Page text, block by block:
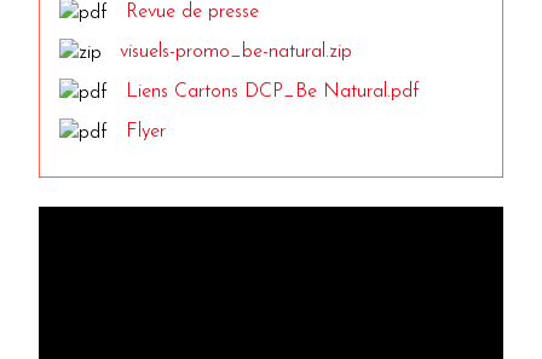
Revue de presse
visuels-promo_be-natural.zip
Liens Cartons DCP_Be Natural.pdf
Flyer